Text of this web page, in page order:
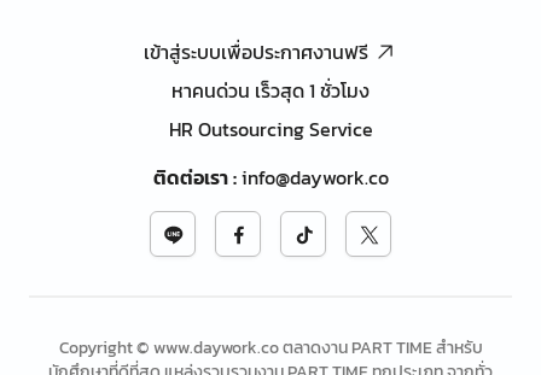
เข้าสู่ระบบเพื่อประกาศงานฟรี
หาคนด่วน เร็วสุด 1 ชั่วโมง
HR Outsourcing Service
ติดต่อเรา:info@daywork.co
Copyright © www.daywork.co ตลาดงาน PART TIME สำหรับ